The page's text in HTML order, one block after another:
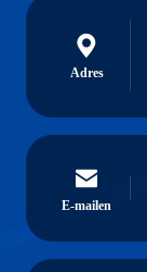
Adres
E-mailen